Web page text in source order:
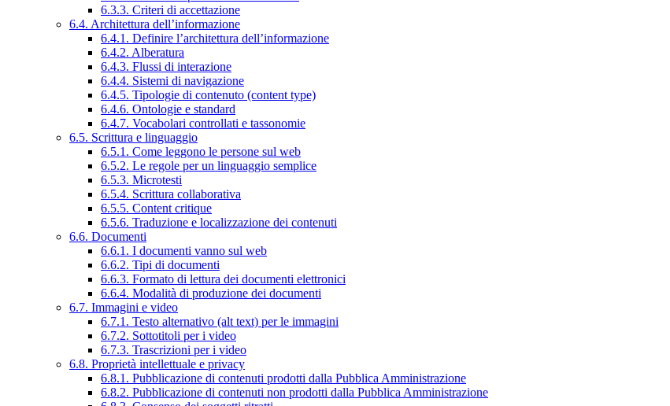
6.3.3. Criteri di accettazione
6.4. Architettura dell’informazione
6.4.1. Definire l’architettura dell’informazione
6.4.2. Alberatura
6.4.3. Flussi di interazione
6.4.4. Sistemi di navigazione
6.4.5. Tipologie di contenuto (content type)
6.4.6. Ontologie e standard
6.4.7. Vocabolari controllati e tassonomie
6.5. Scrittura e linguaggio
6.5.1. Come leggono le persone sul web
6.5.2. Le regole per un linguaggio semplice
6.5.3. Microtesti
6.5.4. Scrittura collaborativa
6.5.5. Content critique
6.5.6. Traduzione e localizzazione dei contenuti
6.6. Documenti
6.6.1. I documenti vanno sul web
6.6.2. Tipi di documenti
6.6.3. Formato di lettura dei documenti elettronici
6.6.4. Modalità di produzione dei documenti
6.7. Immagini e video
6.7.1. Testo alternativo (alt text) per le immagini
6.7.2. Sottotitoli per i video
6.7.3. Trascrizioni per i video
6.8. Proprietà intellettuale e privacy
6.8.1. Pubblicazione di contenuti prodotti dalla Pubblica Amministrazione
6.8.2. Pubblicazione di contenuti non prodotti dalla Pubblica Amministrazione